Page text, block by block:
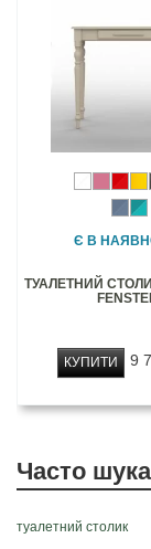
Є В
ТУАЛЕТНИЙ
9
КУПИТИ
Часто
туалетний столик